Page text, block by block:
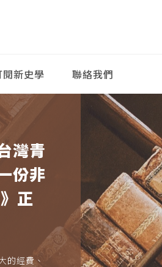
閱新史學 聯絡我們
灣青
份非
正
的經費、